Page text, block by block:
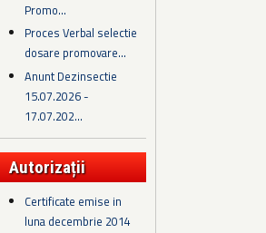
Promo...
Proces Verbal selectie
dosare promovare...
Anunt Dezinsectie
15.07.2026 -
17.07.202...
Autorizații
Certificate emise in
luna decembrie 2014